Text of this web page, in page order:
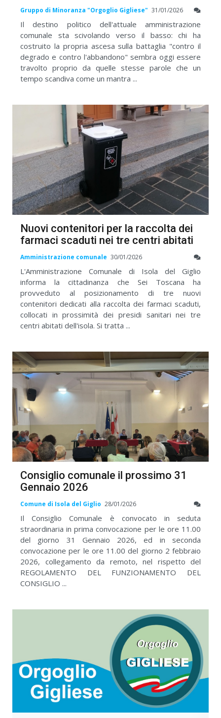
Gruppo di Minoranza "Orgoglio Gigliese" 31/01/2026
Il destino politico dell'attuale amministrazione
comunale sta scivolando verso il basso: chi ha
costruito la propria ascesa sulla battaglia "contro il
degrado e contro l'abbandono" sembra oggi essere
travolto proprio da quelle stesse parole che un
tempo scandiva come un mantra ...
Nuovi contenitori per la raccolta dei
farmaci scaduti nei tre centri abitati
Amministrazione comunale 30/01/2026
L'Amministrazione Comunale di Isola del Giglio
informa la cittadinanza che Sei Toscana ha
provveduto al posizionamento di tre nuovi
contenitori dedicati alla raccolta dei farmaci scaduti,
collocati in prossimità dei presidi sanitari nei tre
centri abitati dell'isola. Si tratta ...
Consiglio comunale il prossimo 31
Gennaio 2026
Comune di Isola del Giglio 28/01/2026
Il Consiglio Comunale è convocato in seduta
straordinaria in prima convocazione per le ore 11.00
del giorno 31 Gennaio 2026, ed in seconda
convocazione per le ore 11.00 del giorno 2 febbraio
2026, collegamento da remoto, nel rispetto del
REGOLAMENTO DEL FUNZIONAMENTO DEL
CONSIGLIO ...